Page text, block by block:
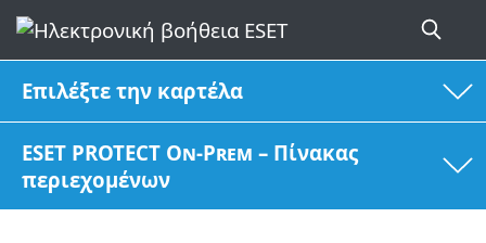
Επιλέξτε την καρτέλα
ESET PROTECT On-Prem – Πίνακας
περιεχομένων